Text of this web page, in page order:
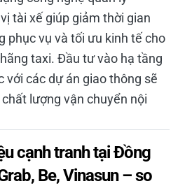
tài xế giúp giảm thời gian
phục vụ và tối ưu kinh tế cho
taxi. Đầu tư vào hạ tầng
với các dự án giao thông sẽ
lượng vận chuyển nội
cạnh tranh tại Đồng
Be, Vinasun – so